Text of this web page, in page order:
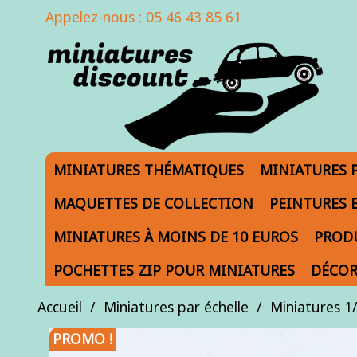
Appelez-nous : 05 46 43 85 61
MINIATURES THÉMATIQUES
MINIATURES
MAQUETTES DE COLLECTION
PEINTURES
MINIATURES À MOINS DE 10 EUROS
POCHETTES ZIP POUR MINIATURES
Accueil
Miniatures par échelle
Miniatures
PROMO !